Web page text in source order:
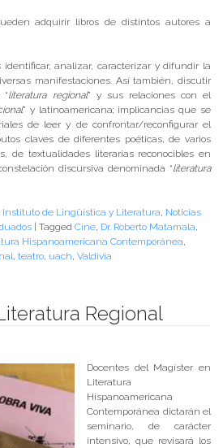
adquirir libros de distintos autores a
identificar, analizar, caracterizar y difundir la
manifestaciones. Así también, discutir
literatura regional” y sus relaciones con el
” y latinoamericana; implicancias que se
de leer y de confrontar/reconfigurar el
claves de diferentes poéticas, de varios
de textualidades literarias reconocibles en
discursiva denominada “literatura
Instituto de Lingüística y Literatura, Noticias
Tagged Cine, Dr. Roberto Matamala,
Hispanoamericana Contemporánea,
, teatro, uach, Valdivia
Regional
Docentes del Magíster en
Literatura
Hispanoamericana
Contemporánea dictarán el
seminario, de carácter
intensivo, que revisará los